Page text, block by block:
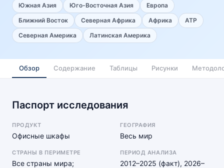
Южная Азия
Юго-Восточная Азия
Европа
Ближний Восток
Северная Африка Африка
АТР
Северная Америка
Латинская Америка
Обзор Содержание Таблицы Рисунки
Паспорт исследования
ПРОДУКТ
Офисные шкафы
ГЕОГРАФИЯ
Весь мир
СТРАНЫ В ПЕРИМЕТРЕ
Все страны мира;
ПЕРИОД АНАЛИЗА
2012–2025 (факт), 2026–